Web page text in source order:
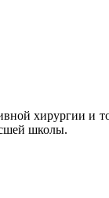
хирургии и
школы.